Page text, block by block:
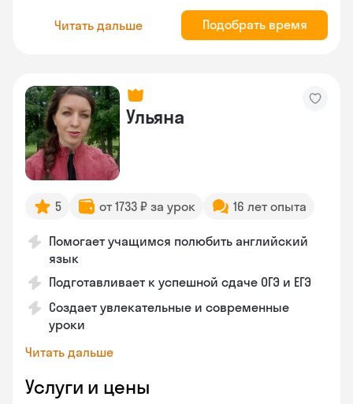
Читать дальше Подобрать время
Ульяна
5 от 1733 ₽ за урок 16 лет опыта
Помогает учащимся полюбить английский
язык
Подготавливает к успешной сдаче ОГЭ и ЕГЭ
Создает увлекательные и современные
уроки
Читать дальше
Услуги и цены